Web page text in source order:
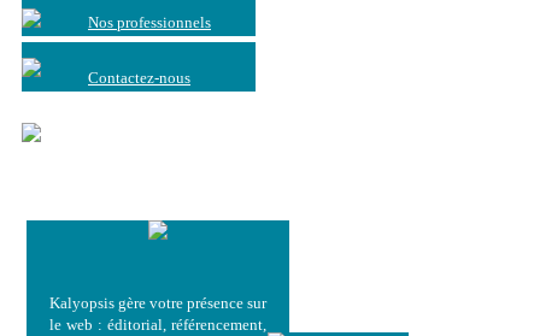
Nos professionnels
Contactez-nous
Kalyopsis gère votre présence sur
le web : éditorial, référencement,
AU MAROC